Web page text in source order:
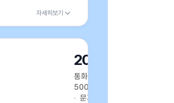
자세히보기
20GB
통화
500분
문자